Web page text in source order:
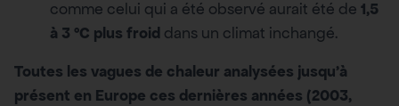
comme celui qui a été observé aurait été de 1,5
à 3 ºC plus froid dans un climat inchangé.
Toutes les vagues de chaleur analysées jusqu’à
présent en Europe ces dernières années (2003,